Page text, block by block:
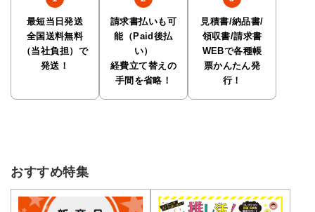
最短当日発送
全国送料無料
（当社負担）で
発送！
請求書払いも可
能（Paid後払
い）
経費立て替えの
手間を省略！
見積書/納品書/
領収書/請求書
WEBで各種帳
票かんたん発
行！
おすすめ特集